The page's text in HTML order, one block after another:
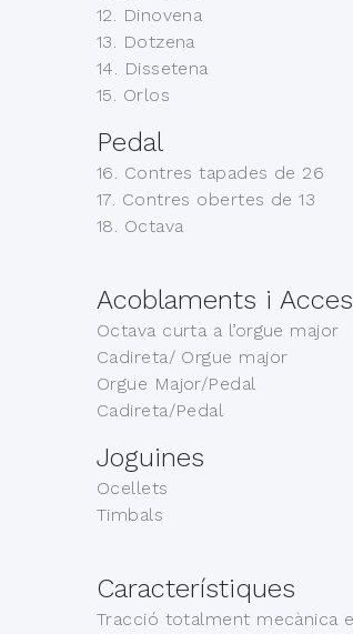
12. Dinovena
13. Dotzena
14. Dissetena
15. Orlos
Pedal
16. Contres tapades de 26
17. Contres obertes de 13
18. Octava
Acoblaments i
Octava curta a l’orgue major
Cadireta/ Orgue major
Orgue Major/Pedal
Cadireta/Pedal
Joguines
Ocellets
Timbals
Característiques
Tracció totalment mecànica